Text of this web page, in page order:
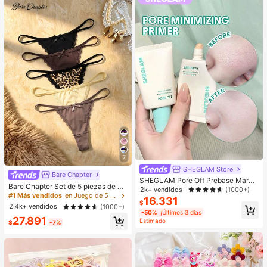
7
Bare Chapter
Bare Chapter Set de 5 piezas de br
agas tipo tanga con estampado de l
eopardo y parches de encaje con m
oño para mujer
#1 Más vendidos
en Juego de 5 piezas Tangas de mujer
2.4k+ vendidos
(1000+)
$27.891 -7%
SHEGLAM Store
SHEGLAM Pore Off Prebase Marca
de Belleza Cosmética Maquillaje p
ara Mujeres y Niñas
2k+ vendidos (1000+)
$16.331
-50% ¡Últimos 3 días
Estimado